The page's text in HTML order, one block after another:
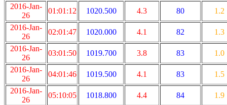
2016-Jan-
26
01:01:12 1020.500 4.3 80
1.2
2016-Jan-
26
02:01:47 1020.000 4.1 82
1.3
2016-Jan-
26
03:01:50 1019.700 3.8 83
1.0
2016-Jan-
26
04:01:46 1019.500 4.1 83
1.5
2016-Jan-
26
05:10:05 1018.800 4.4 84
1.9